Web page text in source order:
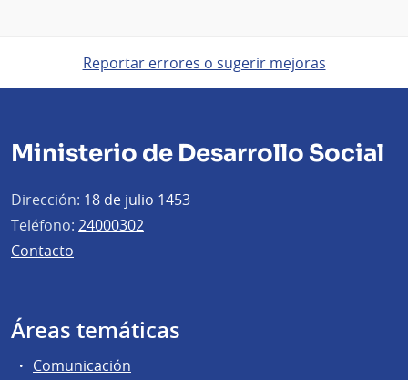
Reportar errores o sugerir mejoras
Ministerio de Desarrollo Social
Dirección: 18 de julio 1453
Teléfono: 24000302
Contacto
Áreas temáticas
Comunicación